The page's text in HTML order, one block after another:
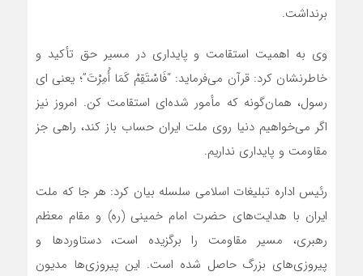
برنداشت.
وی به اهمیت استقامت و پایداری در مسیر حق تأکید و
خاطرنشان کرد: قرآن می‌فرماید: “فَاسْتَقِمْ کَمَا أُمِرْتَ”؛ یعنی ای
رسول، همان‌گونه که مأمور شده‌ای استقامت کن. امروز نیز
اگر می‌خواهیم دنیا روی ملت ایران حساب باز کند، راهی جز
مقاومت و پایداری نداریم.
رئیس اداره تبلیغات اسلامی سلسله بیان کرد: هر جا که ملت
ایران با هدایت‌های حضرت امام خمینی (ره) و مقام معظم
رهبری، مسیر مقاومت را برگزیده است، دستاوردها و
پیروزی‌های بزرگ حاصل شده است. این پیروزی‌ها مدیون